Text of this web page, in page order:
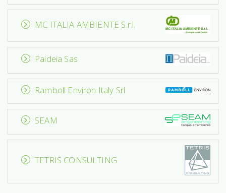
MC ITALIA AMBIENTE S.r.l.
Paideia Sas
Ramboll Environ Italy Srl
SEAM
TETRIS CONSULTING